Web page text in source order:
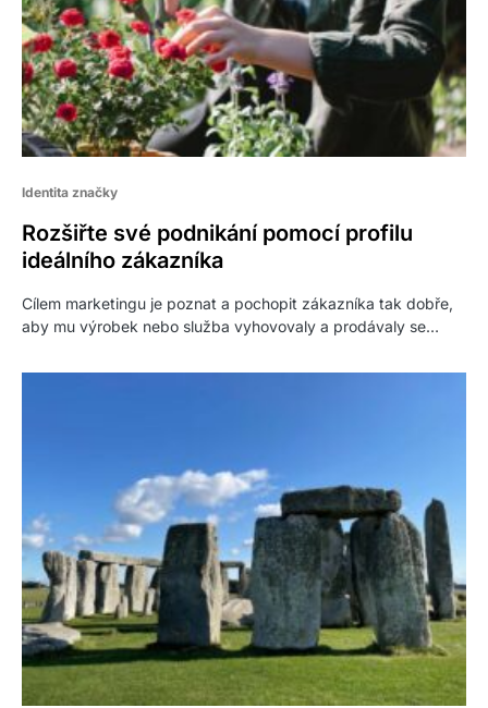
Identita značky
Rozšiřte své podnikání pomocí profilu
ideálního zákazníka
Cílem marketingu je poznat a pochopit zákazníka tak dobře,
aby mu výrobek nebo služba vyhovovaly a prodávaly se…